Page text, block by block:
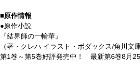
■原作情報
●原作小説
『結界師の一輪華』
（著・クレハ イラスト・ボダックス/角川文庫
第1巻～第5巻好評発売中！ 最新第6巻8月25